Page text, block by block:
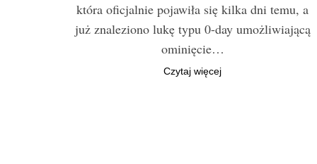
która oficjalnie pojawiła się kilka dni temu, a
już znaleziono lukę typu 0-day umożliwiającą
ominięcie…
Czytaj więcej